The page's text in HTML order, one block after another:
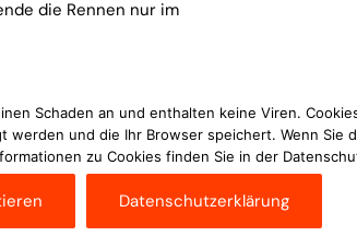
die Rennen nur im
Nächste News
Schaden an und enthalten keine Viren.
und die Ihr Browser speichert. Wenn
zu Cookies finden Sie in der
Datenschutzerklärung